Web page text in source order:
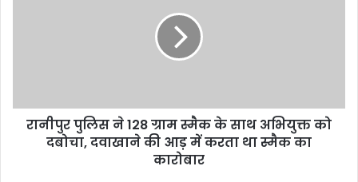
रानीपुर पुलिस ने 128 ग्राम स्मैक के साथ अभियुक्त को
दबोचा, दवाखाने की आड़ में करता था स्मैक का
कारोबार